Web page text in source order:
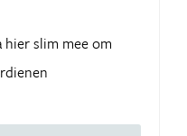
slim mee om